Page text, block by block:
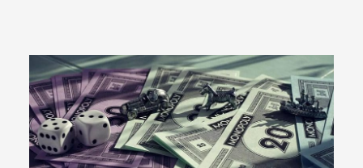
Monopoly
Streets
Dinerspel
in
Eindhoven